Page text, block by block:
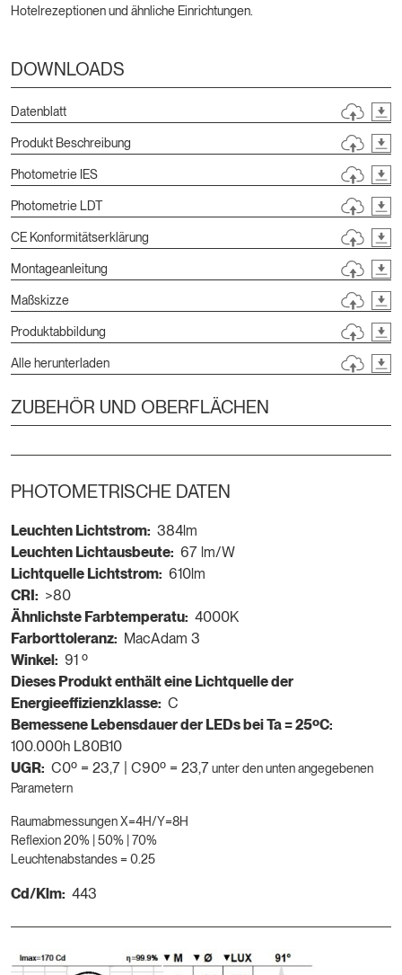
Hotelrezeptionen und ähnliche Einrichtungen.
DOWNLOADS
Datenblatt
Produkt Beschreibung
Photometrie IES
Photometrie LDT
CE Konformitätserklärung
Montageanleitung
Maßskizze
Produktabbildung
Alle herunterladen
ZUBEHÖR UND OBERFLÄCHEN
PHOTOMETRISCHE DATEN
Leuchten Lichtstrom: 384lm
Leuchten Lichtausbeute: 67 lm/W
Lichtquelle Lichtstrom: 610lm
CRI: >80
Ähnlichste Farbtemperatu: 4000K
Farborttoleranz: MacAdam 3
Winkel: 91 º
Dieses Produkt enthält eine Lichtquelle der
Energieeffizienzklasse: C
Bemessene Lebensdauer der LEDs bei Ta = 25ºC:
100.000h L80B10
UGR: C0º = 23,7 | C90º = 23,7unter den unten angegebenen
Parametern
Raumabmessungen X=4H/Y=8H
Reflexion 20% | 50% | 70%
Leuchtenabstandes = 0.25
Cd/Klm: 443